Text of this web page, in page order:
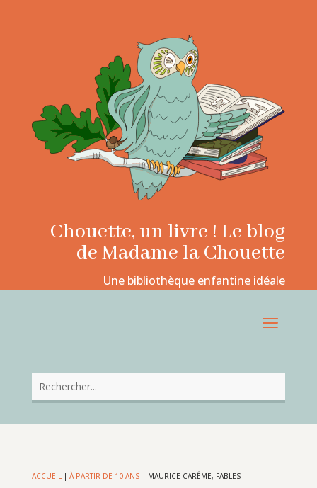
Chouette, un livre ! Le blog
de Madame la Chouette
Une bibliothèque enfantine idéale
ACCUEIL| À PARTIR DE 10 ANS | MAURICE CARÊME, FABLES